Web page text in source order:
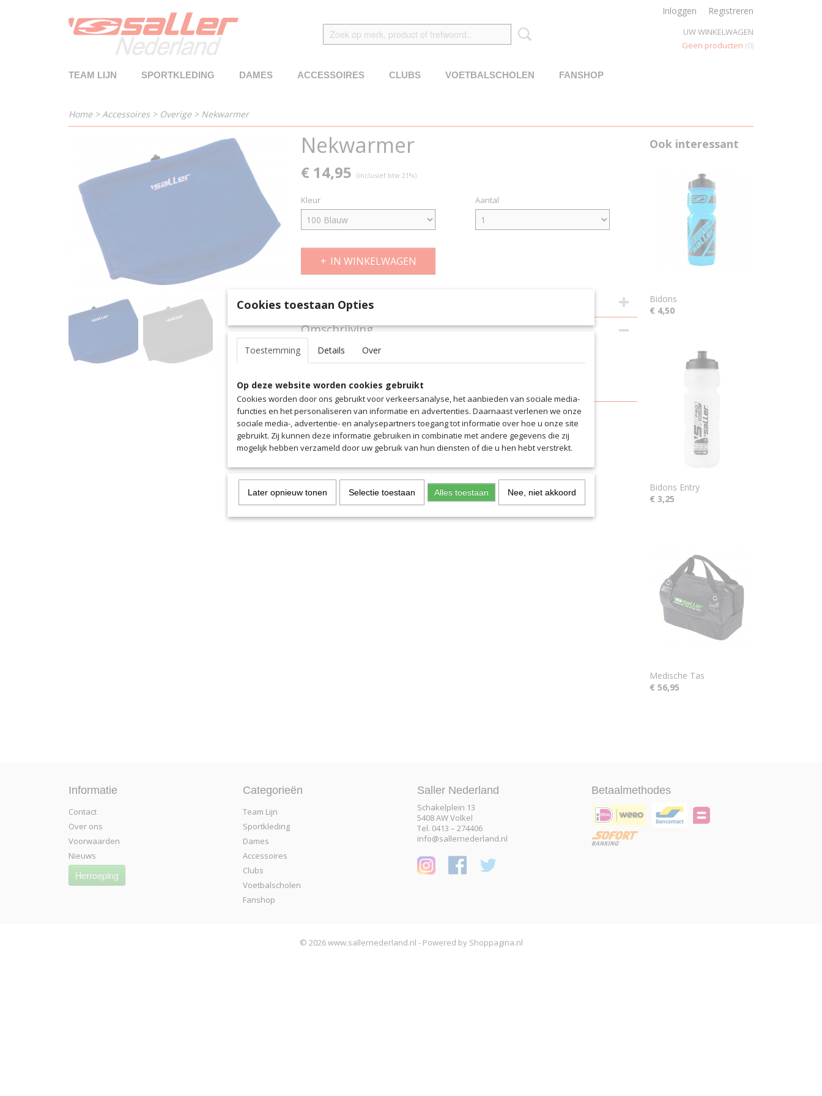
Inloggen Registreren
UW WINKELWAGEN
Geen producten (0)
TEAM LIJN SPORTKLEDING DAMES ACCESSOIRES CLUBS VOETBALSCHOLEN FANSHOP
Home> Accessoires > Overige> Nekwarmer
Nekwarmer
€ 14,95 (inclusief btw 21%)
Kleur Aantal
IN WINKELWAGEN
Specificaties
Productcode
4077
Productcode leverancier
Omschrijving
Nekwarmer met koord en stopper.
houdt warm
Ook interessant
Bidons
€ 4,50
Bidons Entry
€ 3,25
Medische Tas
€ 56,95
Informatie
Contact
Over ons
Voorwaarden
Nieuws
Herroeping
Categorieën
Team Lijn
Sportkleding
Dames
Accessoires
Clubs
Voetbalscholen
Fanshop
Saller Nederland
Schakelplein 13
5408 AW Volkel
Tel. 0413 – 274406
info@sallernederland.nl
Betaalmethodes
© 2026 www.sallernederland.nl - Powered by Shoppagina.nl
Cookies toestaan Opties
Toestemming Details Over
Op deze website worden cookies gebruikt
Cookies worden door ons gebruikt voor verkeersanalyse, het aanbieden van sociale media-
functies en het personaliseren van informatie en advertenties. Daarnaast verlenen we onze
sociale media-, advertentie- en analysepartners toegang tot informatie over hoe u onze site
gebruikt. Zij kunnen deze informatie gebruiken in combinatie met andere gegevens die zij
mogelijk hebben verzameld door uw gebruik van hun diensten of die u hen hebt verstrekt.
Later opnieuw tonen Selectie toestaan Alles toestaan Nee, niet akkoord